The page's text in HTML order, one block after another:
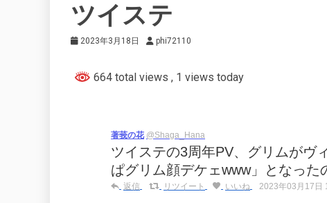
ツイステ
2023年3月18日 phi72110
664 total views , 1 views today
著莪の花 @Shaga_Hana
ツイステの3周年PV、グリムがヴ
ぱグリム顔デケェwww」となった
返信 リツイート いいね 2023年03月17日